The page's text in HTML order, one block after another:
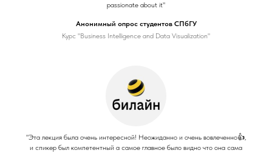
passionate about it"
Анонимный опрос студентов СПбГУ
Курс "Business Intelligence and Data Visualization"
"Эта лекция была очень интересной! Неожиданно и очень вовлеченно👍,
и спикер был компетентный а самое главное было видно что она сама